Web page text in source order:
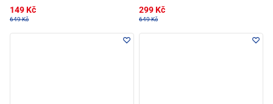
149 Kč
649 Kč
299 Kč
649 Kč